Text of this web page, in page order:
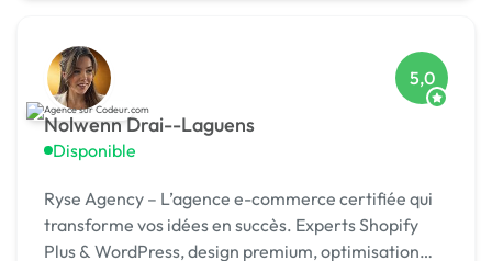
Nolwenn Drai--Laguens
Disponible
5,0
Ryse Agency – L’agence e-commerce certifiée qui
transforme vos idées en succès. Experts Shopify
Plus & WordPress, design premium, optimisation